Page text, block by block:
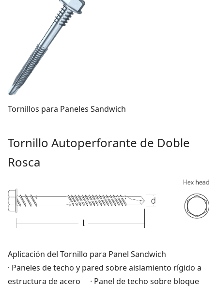
Tornillos para Paneles Sandwich
Tornillo Autoperforante de Doble
Rosca
Aplicación del Tornillo para Panel Sandwich
· Paneles de techo y pared sobre aislamiento rígido a
estructura de acero · Panel de techo sobre bloque